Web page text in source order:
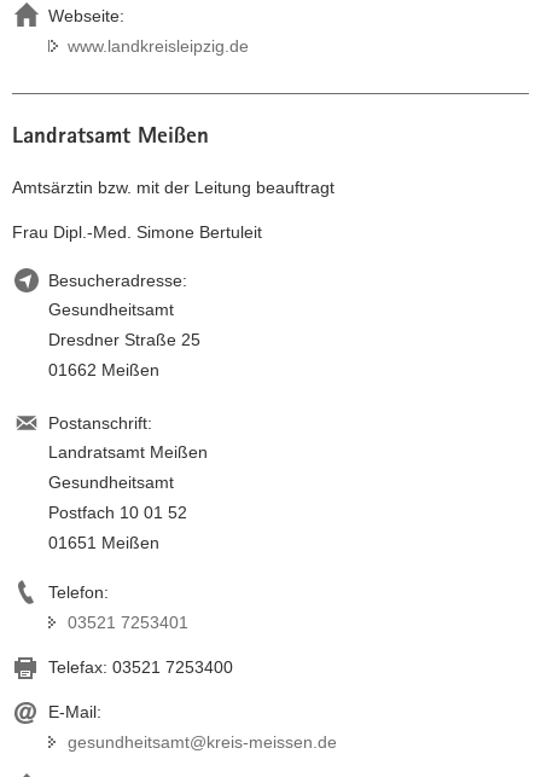
Webseite:
www.landkreisleipzig.de
Landratsamt Meißen
Amtsärztin bzw. mit der Leitung beauftragt
Frau Dipl.-Med. Simone Bertuleit
Besucheradresse:
Gesundheitsamt
Dresdner Straße 25
01662 Meißen
Postanschrift:
Landratsamt Meißen
Gesundheitsamt
Postfach 10 01 52
01651 Meißen
Telefon:
03521 7253401
Telefax: 03521 7253400
E-Mail:
gesundheitsamt@kreis-meissen.de